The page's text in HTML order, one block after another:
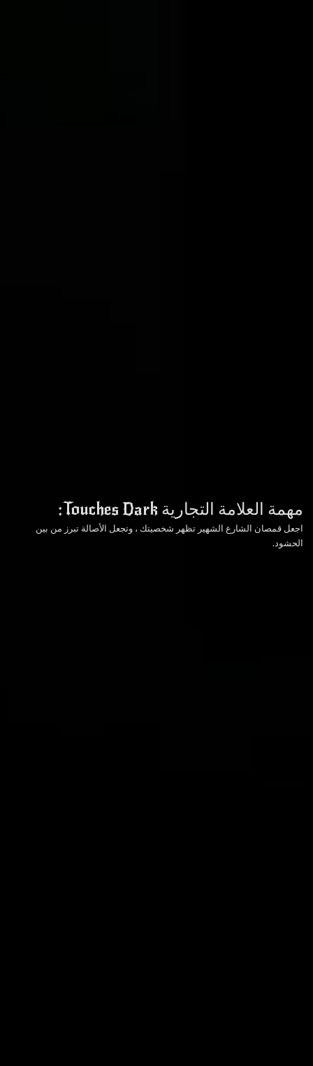
مهمة العلامة التجارية Touches Dark:
اجعل قمصان الشارع الشهير تظهر شخصيتك ، وتجعل الأصالة تبرز من بين
الحشود.